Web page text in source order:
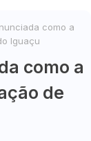
como a
Iguaçu
como a
de